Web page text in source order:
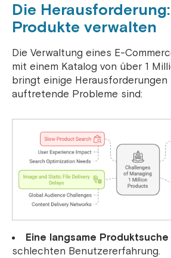
Die
Produkte verwalten
Die Verwaltung eines E-
mit einem Katalog von über 1
bringt einige Herausforderungen
auftretende Probleme sind:
Eine langsame
schlechten Benutzererfahrung.